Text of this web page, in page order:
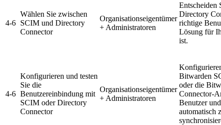
4-6
Wählen Sie zwischen
SCIM und Directory
Connector
Organisationseigentümer
+ Administratoren
Entscheiden
Directory
richtige
Lösung für
ist.
4-6
Konfigurieren und testen
Sie die
Benutzereinbindung mit
SCIM oder Directory
Connector
Organisationseigentümer
+ Administratoren
Bitwarden
oder die
Connector-
Benutzer
automatisch